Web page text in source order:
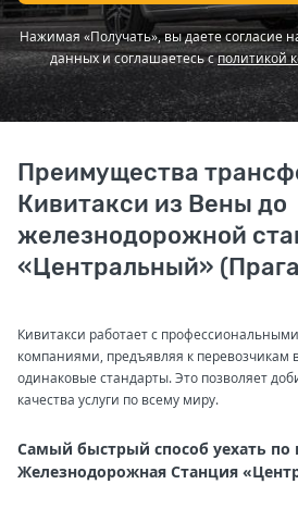
Нажимая «Получать», вы даете согласие
данных и соглашаетесь сполитикой
Преимущества
Кивитакси из Вены до
железнодорожной
«Центральный»
Кивитакси работает с
компаниями, предъявляя к перевозчикам
одинаковые стандарты. Это позволяет
качества услуги по всему миру.
Самый быстрый способ уехать
Железнодорожная Станция